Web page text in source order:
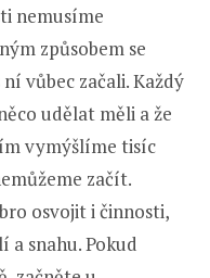
nemusíme
způsobem se
vůbec začali. Každý
udělat měli a že
vymýšlíme tisíc
začít.
osvojit i činnosti,
a snahu. Pokud